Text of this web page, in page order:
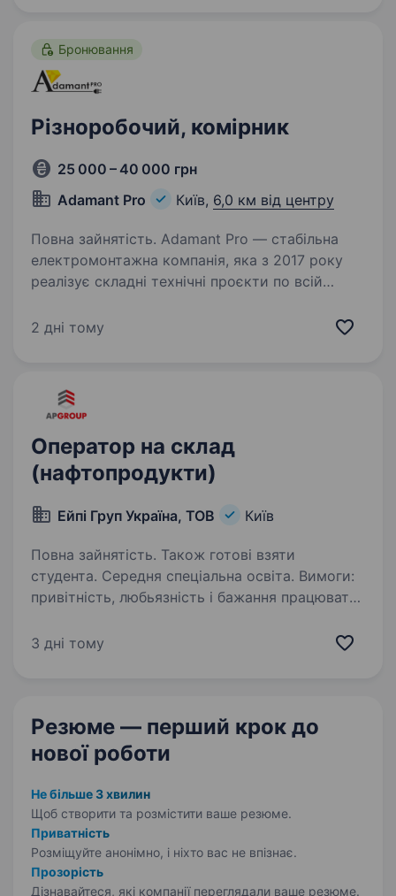
Бронювання
Різноробочий, комірник
25 000 – 40 000 грн
Adamant Pro
Київ, 6,0 км від центру
Повна зайнятість. Adamant Pro — стабільна
електромонтажна компанія, яка з 2017 року
реалізує складні технічні проєкти по всій
це не комфорт, а критична необхідність.
2 дні тому
Оператор на склад
(нафтопродукти)
Ейпі Груп Україна, ТОВ Київ
Повна зайнятість. Також готові взяти
студента. Середня спеціальна освіта. Вимоги:
привітність, любьязність і бажання працювати
та клієнтоорієнтованість. Умови праці: работа
3 дні тому
Резюме — перший крок до
нової роботи
Не більше 3 хвилин
Щоб створити та розмістити ваше резюме.
Приватність
Розміщуйте анонімно, і ніхто вас не впізнає.
Прозорість
Дізнавайтеся, які компанії переглядали ваше резюме.